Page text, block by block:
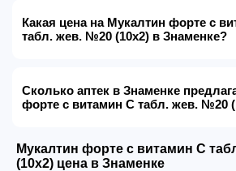
Какая цена на Мукалтин форте с
табл. жев. №20 (10х2) в Знаменке?
Сколько аптек в Знаменке
форте с витамин С табл. жев. №20
Мукалтин форте с витамин С
(10х2) цена в Знаменке